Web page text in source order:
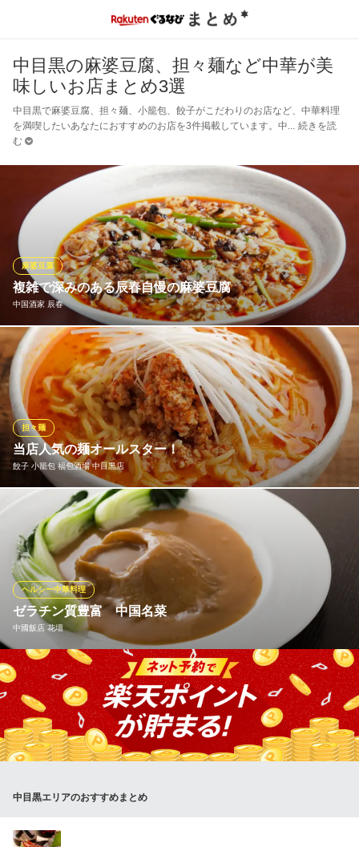
中目黒の麻婆豆腐、担々麺など中華が美
味しいお店まとめ3選
中目黒で麻婆豆腐、担々麺、小籠包、餃子がこだわりのお店など、中華料理
を満喫したいあなたにおすすめのお店を3件掲載しています。中
続きを読
む
複雑で深みのある辰春自慢の麻婆豆腐
中国酒家 辰春
麻婆豆腐
「辰春自慢の麻婆豆腐」は1,620円（税込）！四川省産の調味料
と、豚と牛2種類のひき肉を使った複雑で深みのある、辛味、コ
ク、旨味はやみつきです！スッキリとした上品な味わいの麻婆豆
腐をおめしあがりください。
中国酒家 辰春
本格中国料理
東急東横線中目黒駅東口1番出口 徒歩9分
東京都目黒区中目黒2-10-11 1F
当店人気の麺オールスター！
餃子 小籠包 福包酒場 中目黒店
担々麺
『ゴマかほる担々麺』 濃厚な胡麻のコクと香りをベースに、ラー
油の辛味、肉味噌の旨味が溶け込んだ深みのある一杯。 〆にはも
ちろん、これを目当てに訪れる価値ありの本格派です。
餃子 小籠包 福包酒場 中目黒店
餃子小籠包中華居酒屋
東急東横線中目黒駅 徒歩2分
東京都目黒区上目黒3-1-3 プライムアーバン中目黒2 2F
ゼラチン質豊富 中国名菜
中國飯店 花壇
ヘルシー中華料理
紹興酒は勿論、稀少価値の高いプレミアムウィスキー山崎 白
州 響、３M焼酎などなどご用意がございます。
中國飯店 花壇
感染対策 個室
東急東横線代官山駅 徒歩4分
中目黒エリアのおすすめまとめ